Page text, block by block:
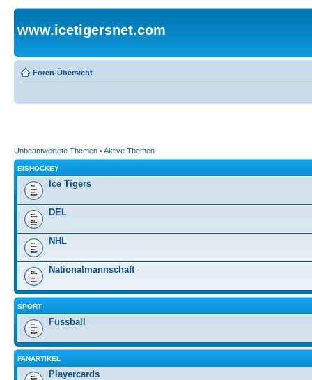
www.icetigersnet.com
Foren-Übersicht
Unbeantwortete Themen •Aktive Themen
EISHOCKEY
Ice Tigers
DEL
NHL
Nationalmannschaft
SPORT
Fussball
FANARTIKEL
Playercards